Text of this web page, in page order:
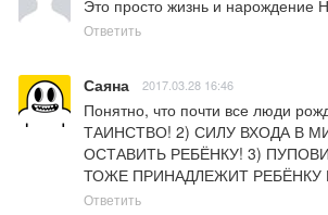
Это просто жизнь и нарождение
Ответить
Саяна 2017.03.28 16:46
Понятно, что почти все люди
ТАИНСТВО! 2) СИЛУ ВХОДА В
ОСТАВИТЬ РЕБЁНКУ! 3)
ТОЖЕ ПРИНАДЛЕЖИТ РЕБЁНКУ
Ответить